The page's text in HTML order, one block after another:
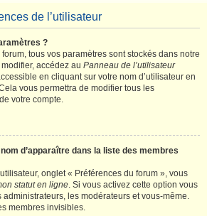
de l’utilisateur
?
tous vos paramètres sont stockés dans notre
accédez au Panneau de l’utilisateur
en cliquant sur votre nom d’utilisateur en
vous permettra de modifier tous les
votre compte.
d’apparaître dans la liste des membres
onglet « Préférences du forum », vous
statut en ligne. Si vous activez cette option vous
les modérateurs et vous-même.
membres invisibles.